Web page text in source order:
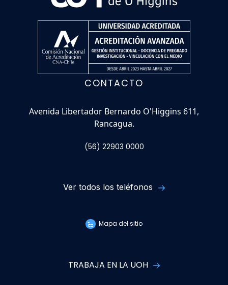
CONTACTO
Avenida Libertador Bernardo O'Higgins 611,
Rancagua.
(56) 22903 0000
Ver todos los teléfonos
Mapa del sitio
TRABAJA EN LA UOH